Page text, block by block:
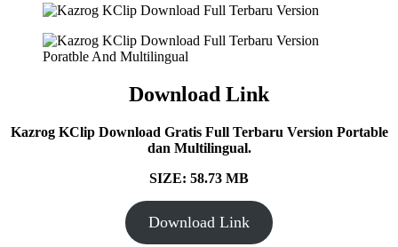
Download Link
Kazrog KClip Download Gratis Full Terbaru Version Portable
dan Multilingual.
SIZE: 58.73 MB
Download Link